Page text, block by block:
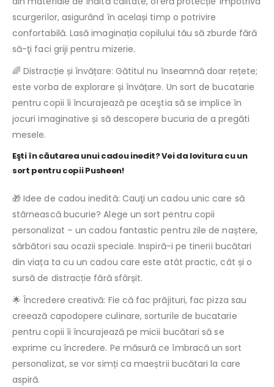
scurgerilor, asigurând în același timp o potrivire
confortabilă. Lasă imaginația copilului tău să zburde fără
să-ţi faci griji pentru mizerie.
🌈 Distracție și învățare: Gătitul nu înseamnă doar rețete;
este vorba de explorare și învățare. Un sort de bucatarie
pentru copii îi încurajează pe aceştia să se implice în
jocuri imaginative și să descopere bucuria de a pregăti
mesele.
Eşti în căutarea unui cadou inedit? Vei da lovitura cu un
sort pentru copii Pusheen!
🎁 Idee de cadou inedită: Cauţi un cadou unic care să
stârnească bucurie? Alege un sort pentru copii
personalizat – un cadou fantastic pentru zile de naștere,
sărbători sau ocazii speciale. Inspiră-i pe tinerii bucătari
din viața ta cu un cadou care este atât practic, cât și o
sursă de distracție fără sfârșit.
🌟 Încredere creativă: Fie că fac prăjituri, fac pizza sau
creează capodopere culinare, sorturile de bucatarie
pentru copii îi încurajează pe micii bucătari să se
exprime cu încredere. Pe măsură ce îmbracă un sort
personalizat, se vor simți ca maeștrii bucătari la care
aspiră.